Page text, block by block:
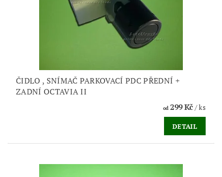
ČIDLO , SNÍMAČ PARKOVACÍ PDC PŘEDNÍ +
ZADNÍ OCTAVIA II
od299 Kč/ ks
DETAIL